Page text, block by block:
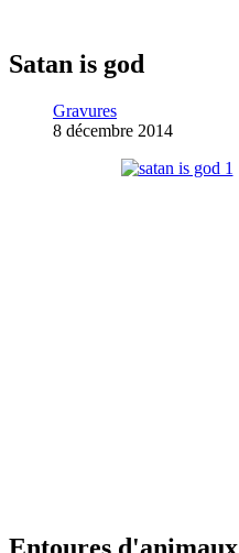
Satan is god
Gravures
8 décembre 2014